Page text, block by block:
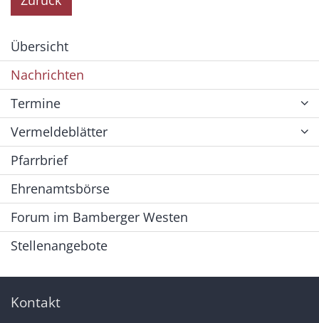
Übersicht
Nachrichten
Termine
Vermeldeblätter
Pfarrbrief
Ehrenamtsbörse
Forum im Bamberger Westen
Stellenangebote
Kontakt